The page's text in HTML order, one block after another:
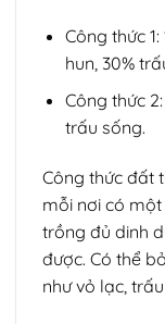
Công thức
hun, 30%
Công thức
trấu sống.
Công thức đất
mỗi nơi có
trồng đủ dinh
được. Có thể
như vỏ lạc,